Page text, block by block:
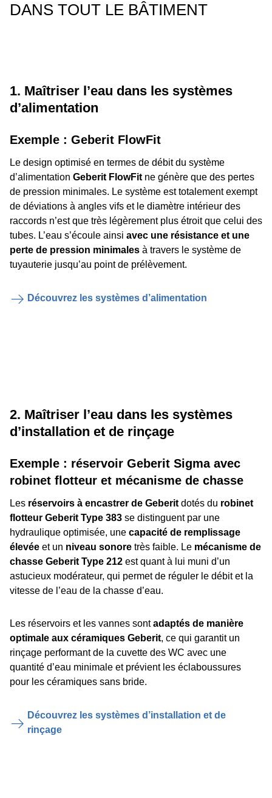
DANS TOUT LE BÂTIMENT
1. Maîtriser l’eau dans les systèmes
d’alimentation
Exemple : Geberit FlowFit
Le design optimisé en termes de débit du système
d’alimentation Geberit FlowFit ne génère que des pertes
de pression minimales. Le système est totalement exempt
de déviations à angles vifs et le diamètre intérieur des
raccords n’est que très légèrement plus étroit que celui des
tubes. L’eau s’écoule ainsi avec une résistance et une
perte de pression minimales à travers le système de
tuyauterie jusqu’au point de prélèvement.
Découvrez les systèmes d’alimentation
2. Maîtriser l’eau dans les systèmes
d’installation et de rinçage
Exemple : réservoir Geberit Sigma avec
robinet flotteur et mécanisme de chasse
Les réservoirs à encastrer de Geberit dotés du robinet
flotteur Geberit Type 383 se distinguent par une
hydraulique optimisée, une capacité de remplissage
élevée et un niveau sonore très faible. Le mécanisme de
chasse Geberit Type 212 est quant à lui muni d’un
astucieux modérateur, qui permet de réguler le débit et la
vitesse de l’eau de la chasse d’eau.
Les réservoirs et les vannes sontadaptés de manière
optimale aux céramiques Geberit, ce qui garantit un
rinçage performant de la cuvette des WC avec une
quantité d’eau minimale et prévient les éclaboussures
pour les céramiques sans bride.
Découvrez les systèmes d’installation et de
rinçage